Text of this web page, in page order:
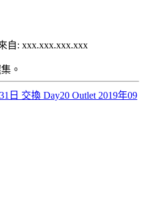
自: xxx.xxx.xxx.xxx
。
日 交換 Day20 Outlet 2019年09